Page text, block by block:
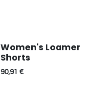
Réduction
Women's Loamer
Shorts
90,91 €